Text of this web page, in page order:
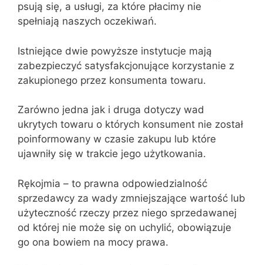
psują się, a usługi, za które płacimy nie
spełniają naszych oczekiwań.
Istniejące dwie powyższe instytucje mają
zabezpieczyć satysfakcjonujące korzystanie z
zakupionego przez konsumenta towaru.
Zarówno jedna jak i druga dotyczy wad
ukrytych towaru o których konsument nie został
poinformowany w czasie zakupu lub które
ujawniły się w trakcie jego użytkowania.
Rękojmia – to prawna odpowiedzialność
sprzedawcy za wady zmniejszające wartość lub
użyteczność rzeczy przez niego sprzedawanej
od której nie może się on uchylić, obowiązuje
go ona bowiem na mocy prawa.